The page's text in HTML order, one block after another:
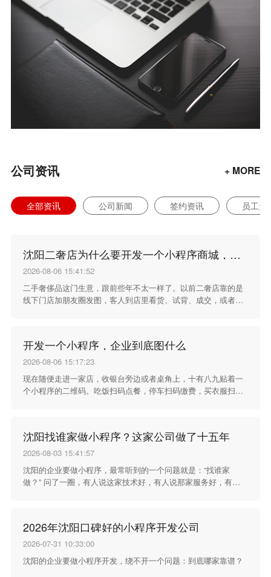
公司资讯 + MORE
全部资讯 公司新闻 签约资讯 员工天
沈阳二奢店为什么要开发一个小程序商城，沈阳小程序开发谁家好？
2026-08-06 15:41:52
二手奢侈品这门生意，跟前些年不太一样了。以前二奢店靠的是
线下门店加朋友圈发图，客人到店里看货、试背、成交，或者翻
个习惯走，就会错过不少生意。小程序商城在这个时候出现，对
二奢店来说不是锦上添花，是生意上的一块重要拼图。
开发一个小程序，企业到底图什么
2026-08-06 15:17:23
现在随便走进一家店，收银台旁边或者桌角上，十有八九贴着一
个小程序的二维码。吃饭扫码点餐，停车扫码缴费，买衣服扫码
沈阳找谁家做小程序？这家公司做了十五年
2026-08-03 15:41:57
沈阳的企业要做小程序，最常听到的一个问题就是：“找谁家
做？” 问了一圈，有人说这家技术好，有人说那家服务好，有人
2026年沈阳口碑好的小程序开发公司
2026-07-31 10:33:00
沈阳的企业要做小程序开发，绕不开一个问题：到底哪家靠谱？